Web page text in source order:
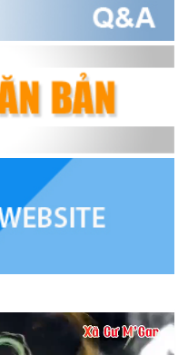
Nhân dân xã Cư M'gar tích
tình nguyện đợt II năm
CỦA HỘI NÔNG DÂN XÃ
BƯỚC CÙNG NÔNG
QUY TẬP VÀ XÁC ĐỊNH
QUÀ CÁC GIA ĐÌNH
BINH - LIỆT SĨ 27/7